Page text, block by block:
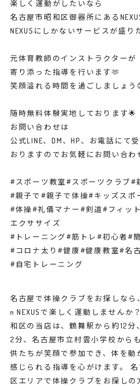
楽しく運動がしたいなら
名古屋市昭和区御器所にある
NEXUSにしかないサービスが盛り
元体育教師のインストラクターが
寄り添った指導を行います🫶
笑顔溢れる時間を過ごしましょう
随時無料体験実地しております🌟
お問い合わせは
公式LINE、DM、HP、お電話にて
おりますのでお気軽にお問い合わ
#スポーツ教室#スポーツクラブ#
#親子で#親子で体操#キッズスポ
#体操#礼儀マナー#剣道#フィッ
エクササイズ
#トレーニング#筋トレ#初心者#
#コロナ太り#健康#健康教室#名
#自宅トレーニング
名古屋で体操クラブをお探しな
n NEXUSで楽しく運動しませんか
和区の当店は、鶴舞駅から約12分
2分、名古屋市立村雲小学校から
供たちが笑顔で参加でき、体を動
感じられる指導を心がけます。
区エリアで体操クラブをお探しの